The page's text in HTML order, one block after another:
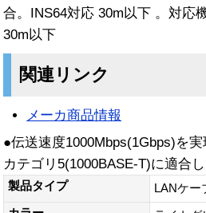
合。INS64対応 30m以下 。対応
30m以下
関連リンク
メーカ商品情報
●伝送速度1000Mbps(1Gbps)を
カテゴリ5(1000BASE-T)に適合
製品タイプ
LANケー